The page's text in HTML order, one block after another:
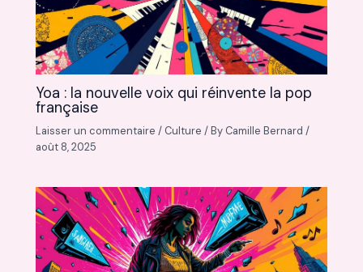
Yoa : la nouvelle voix qui réinvente la pop
française
Laisser un commentaire / Culture / By Camille Bernard/
août 8, 2025